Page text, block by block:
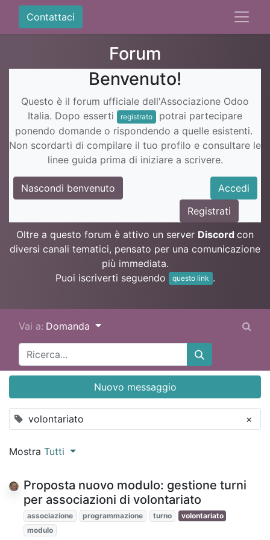
Contattaci
Forum
Benvenuto!
Questo è il forum ufficiale dell'Associazione Odoo
Italia. Dopo esserti
registrato
potrai partecipare
ponendo domande o rispondendo a quelle esistenti.
Non scordarti di compilare il tuo profilo e consultare le
linee guida prima di iniziare a scrivere.
Nascondi benvenuto
Accedi
Registrati
Oltre a questo forum è attivo un server Discord con
diversi canali tematici, pensato per una comunicazione
più immediata.
Puoi iscriverti seguendo
questo link .
Vai a: Domanda
volontariato ×
Nuovo messaggio
Mostra Tutti
Proposta nuovo modulo: gestione turni
per associazioni di volontariato
associazione programmazione turno
volontariato
modulo